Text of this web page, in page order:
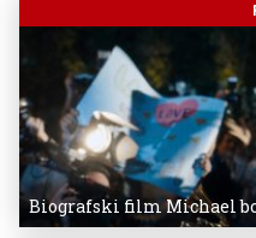
Biografski film Michael